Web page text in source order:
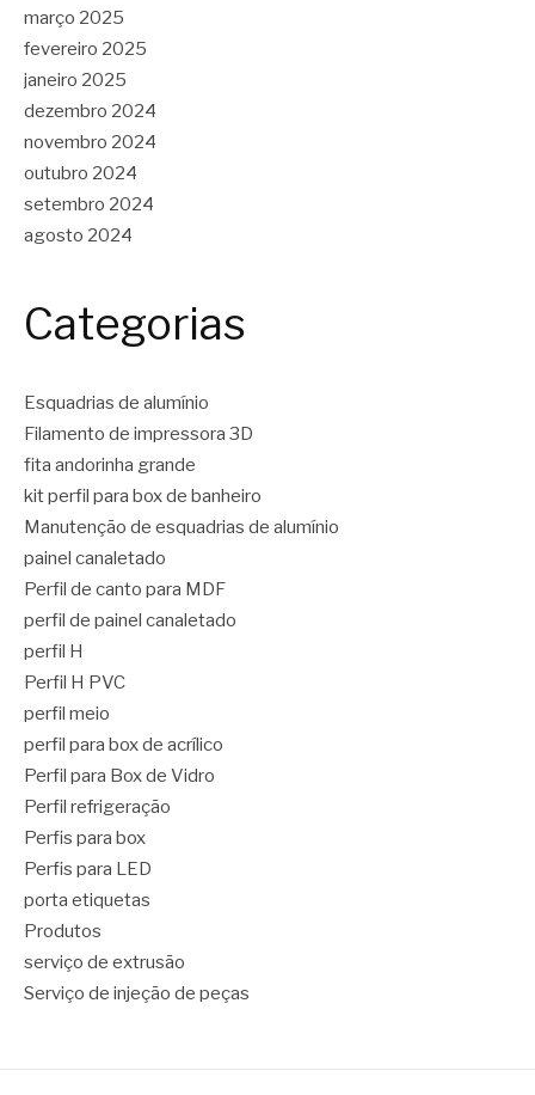
março 2025
fevereiro 2025
janeiro 2025
dezembro 2024
novembro 2024
outubro 2024
setembro 2024
agosto 2024
Categorias
Esquadrias de alumínio
Filamento de impressora 3D
fita andorinha grande
kit perfil para box de banheiro
Manutenção de esquadrias de alumínio
painel canaletado
Perfil de canto para MDF
perfil de painel canaletado
perfil H
Perfil H PVC
perfil meio
perfil para box de acrílico
Perfil para Box de Vidro
Perfil refrigeração
Perfis para box
Perfis para LED
porta etiquetas
Produtos
serviço de extrusão
Serviço de injeção de peças